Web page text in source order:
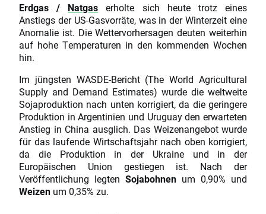
Erdgas / Natgas
erholte sich heute trotz eines
Anstiegs der US-Gasvorräte, was in der Winterzeit eine
Anomalie ist. Die Wettervorhersagen deuten weiterhin
auf hohe Temperaturen in den kommenden Wochen
hin.
Im jüngsten WASDE-Bericht (The World Agricultural
Supply and Demand Estimates) wurde die weltweite
Sojaproduktion nach unten korrigiert, da die geringere
Produktion in Argentinien und Uruguay den erwarteten
Anstieg in China ausglich. Das Weizenangebot wurde
für das laufende Wirtschaftsjahr nach oben korrigiert,
da die Produktion in der Ukraine und in der
Europäischen Union gestiegen ist. Nach der
Veröffentlichung legten Sojabohnen um 0,90% und
Weizen um 0,35% zu.